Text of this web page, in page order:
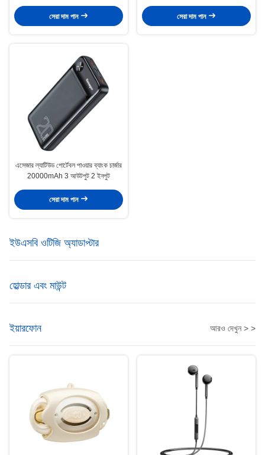
সেরা দাম পান
সেরা দাম পান
এসেজার ল্যাটিউড পোর্টেবল পাওয়ার ব্যাংক চার্জার
20000mAh 3 আউটপুট 2 ইনপুট
সেরা দাম পান
ইউএসবি ওটিজি অ্যাডাপ্টার
হোল্ডার এবং মাউন্ট
ইয়ারফোন আরও দেখুন > >